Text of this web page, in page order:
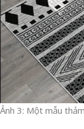
Ảnh 3: Một mẫu